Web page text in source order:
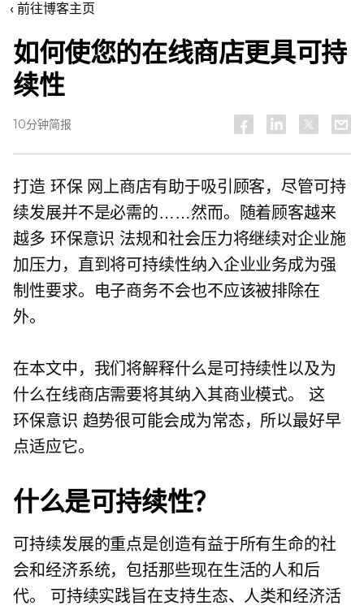
‹ 前往博客主页
如何使您的在线商店更具可持
续性
10分钟简报
打造 环保 网上商店有助于吸引顾客，尽管可持
续发展并不是必需的……然而。随着顾客越来
越多 环保意识 法规和社会压力将继续对企业施
加压力，直到将可持续性纳入企业业务成为强
制性要求。电子商务不会也不应该被排除在
外。
在本文中，我们将解释什么是可持续性以及为
什么在线商店需要将其纳入其商业模式。 这
环保意识 趋势很可能会成为常态，所以最好早
点适应它。
什么是可持续性？
可持续发展的重点是创造有益于所有生命的社
会和经济系统，包括那些现在生活的人和后
代。 可持续实践旨在支持生态、人类和经济活